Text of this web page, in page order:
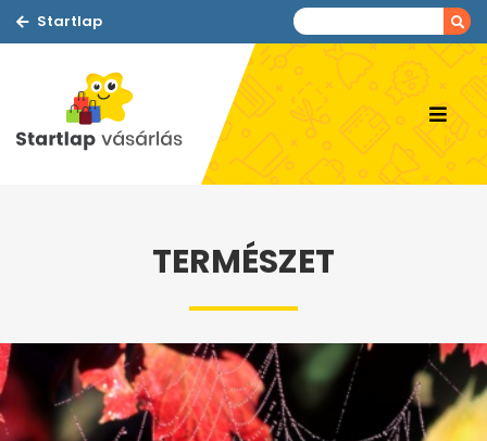
Startlap
TERMÉSZET